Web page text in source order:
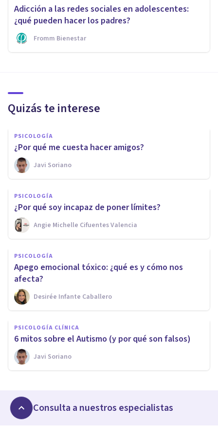
Adicción a las redes sociales en adolescentes:
¿qué pueden hacer los padres?
Fromm Bienestar
Quizás te interese
PSICOLOGÍA
¿Por qué me cuesta hacer amigos?
Javi Soriano
PSICOLOGÍA
¿Por qué soy incapaz de poner límites?
Angie Michelle Cifuentes Valencia
PSICOLOGÍA
Apego emocional tóxico: ¿qué es y cómo nos
afecta?
Desirée Infante Caballero
PSICOLOGÍA CLÍNICA
6 mitos sobre el Autismo (y por qué son falsos)
Javi Soriano
Consulta a nuestros especialistas